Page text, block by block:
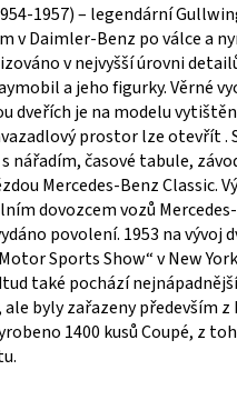
1957) – legendární
v Daimler-Benz po válce a
v nejvyšší úrovni
a jeho figurky. Věrné
dveřích je na modelu
prostor lze otevřít
nářadím, časové tabule,
Mercedes-Benz Classic.
dovozcem vozů
povolení. 1953 na vývoj
Sports Show“ v New
také pochází
ale byly zařazeny především
1400 kusů Coupé, z